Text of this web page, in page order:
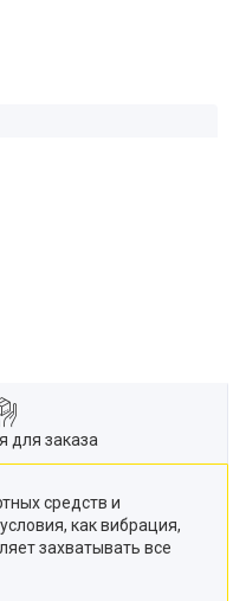
для заказа
средств и
как вибрация,
захватывать все